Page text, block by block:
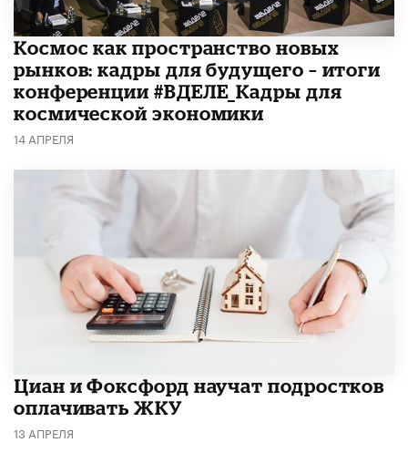
Космос как пространство новых
рынков: кадры для будущего – итоги
конференции #ВДЕЛЕ_Кадры для
космической экономики
14 АПРЕЛЯ
Циан и Фоксфорд научат подростков
оплачивать ЖКУ
13 АПРЕЛЯ